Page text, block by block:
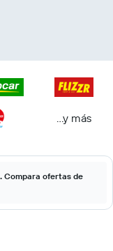
...y más
Compara ofertas de